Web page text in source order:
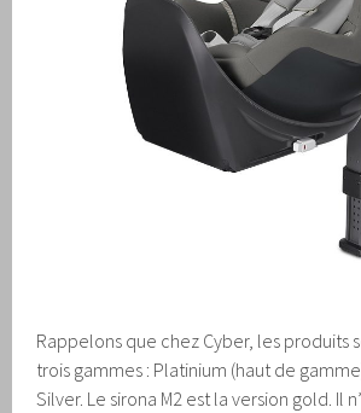
Rappelons que chez Cyber, les produits
trois gammes : Platinium (haut de
Silver. Le sirona M2 est la version gold. Il